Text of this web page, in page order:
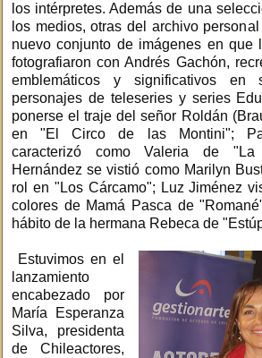
los intérpretes. Además de una
los medios, otras del archivo
nuevo conjunto de imágenes en que
fotografiaron con Andrés Gachón,
emblemáticos y significativos en
personajes de teleseries y series
ponerse el traje del señor Roldán
en "El Circo de las Montini";
caracterizó como Valeria de "La
Hernández se vistió como Marilyn
rol en "Los Cárcamo"; Luz Jiménez
colores de Mamá Pasca de
hábito de la hermana Rebeca de
Estuvimos en el
lanzamiento
encabezado por
María Esperanza
Silva, presidenta
de Chileactores,